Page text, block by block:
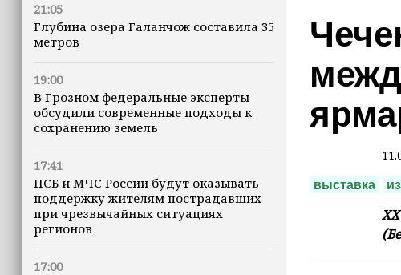
21:05
Глубина озера Галанчож составила 35
метров
19:00
В Грозном федеральные эксперты
обсудили современные подходы к
сохранению земель
17:41
ПСБ и МЧС России будут оказывать
поддержку жителям пострадавших
при чрезвычайных ситуациях
регионов
17:00
выставка